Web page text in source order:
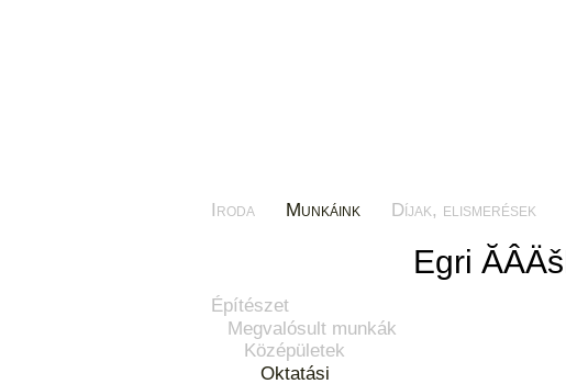
Iroda Munkáink Díjak, elismerések
Építészet
Megvalósult munkák
Középületek
Oktatási
Egri